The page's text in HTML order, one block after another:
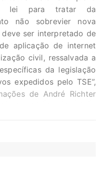
lei para tratar da
não sobrevier nova
ser interpretado de
aplicação de internet
civil, ressalvada a
da legislação
expedidos pelo TSE”,
de André Richter